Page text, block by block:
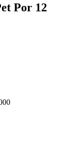
Por 12